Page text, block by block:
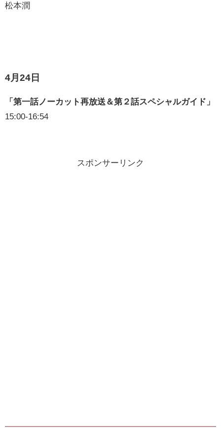
松本潤
4月24日
「第一話ノーカット再放送＆第２話スペシャルガイド」
15:00-16:54
スポンサーリンク